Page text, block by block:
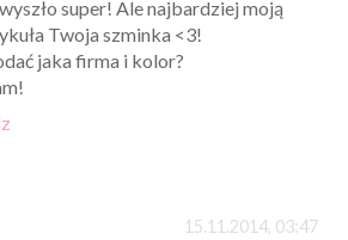
super! Ale najbardziej moją
Twoja szminka <3!
jaka firma i kolor?
15.11.2014, 03:47